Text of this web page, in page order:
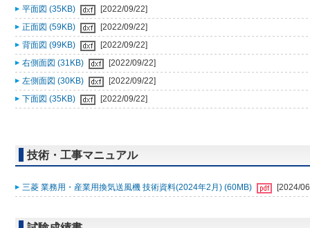
平面図 (35KB)
[2022/09/22]
正面図 (59KB)
[2022/09/22]
背面図 (99KB)
[2022/09/22]
右側面図 (31KB)
[2022/09/22]
左側面図 (30KB)
[2022/09/22]
下面図 (35KB)
[2022/09/22]
技術・工事マニュアル
三菱 業務用・産業用換気送風機 技術資料(2024年2月) (60MB) [2024/